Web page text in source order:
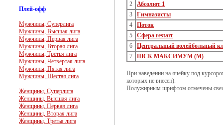
Плей-офф
Мужчины, Суперлига
Мужчины, Высшая лига
Мужчины, Первая лига
Мужчины, Вторая лига
Мужчины, Третья лига
Мужчины, Четвертая лига
Мужчины, Пятая лига
Мужчины, Шестая лига
Женщины, Суперлига
Женщины, Высшая лига
Женщины, Первая лига
Женщины, Вторая лига
Женщины, Третья лига
2
Абсолют 1
3
Гимназисты
4
Поток
5
Сфера restart
6
Центральный волейбольный
7
ШСК МАКСИМУМ (М)
При наведении на ячейку под
которых не внесен).
Полужирным шрифтом отмечены